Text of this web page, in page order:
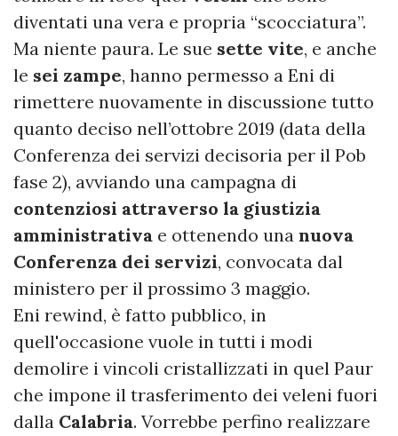
diventati una vera e propria “scocciatura”.
Ma niente paura. Le sue sette vite, e anche
le sei zampe, hanno permesso a Eni di
rimettere nuovamente in discussione tutto
quanto deciso nell’ottobre 2019 (data della
Conferenza dei servizi decisoria per il Pob
fase 2), avviando una campagna di
contenziosi attraverso la giustizia
amministrativa e ottenendo una nuova
Conferenza dei servizi, convocata dal
ministero per il prossimo 3 maggio.
Eni rewind, è fatto pubblico, in
quell'occasione vuole in tutti i modi
demolire i vincoli cristallizzati in quel Paur
che impone il trasferimento dei veleni fuori
dalla Calabria. Vorrebbe perfino realizzare